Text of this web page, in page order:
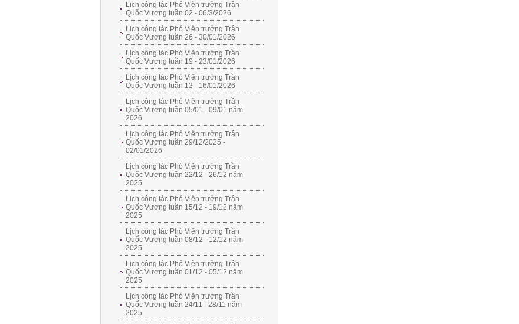
Lịch công tác Phó Viện trưởng Trần
Quốc Vương tuần 02 - 06/3/2026
Lịch công tác Phó Viện trưởng Trần
Quốc Vương tuần 26 - 30/01/2026
Lịch công tác Phó Viện trưởng Trần
Quốc Vương tuần 19 - 23/01/2026
Lịch công tác Phó Viện trưởng Trần
Quốc Vương tuần 12 - 16/01/2026
Lịch công tác Phó Viện trưởng Trần
Quốc Vương tuần 05/01 - 09/01 năm
2026
Lịch công tác Phó Viện trưởng Trần
Quốc Vương tuần 29/12/2025 -
02/01/2026
Lịch công tác Phó Viện trưởng Trần
Quốc Vương tuần 22/12 - 26/12 năm
2025
Lịch công tác Phó Viện trưởng Trần
Quốc Vương tuần 15/12 - 19/12 năm
2025
Lịch công tác Phó Viện trưởng Trần
Quốc Vương tuần 08/12 - 12/12 năm
2025
Lịch công tác Phó Viện trưởng Trần
Quốc Vương tuần 01/12 - 05/12 năm
2025
Lịch công tác Phó Viện trưởng Trần
Quốc Vương tuần 24/11 - 28/11 năm
2025